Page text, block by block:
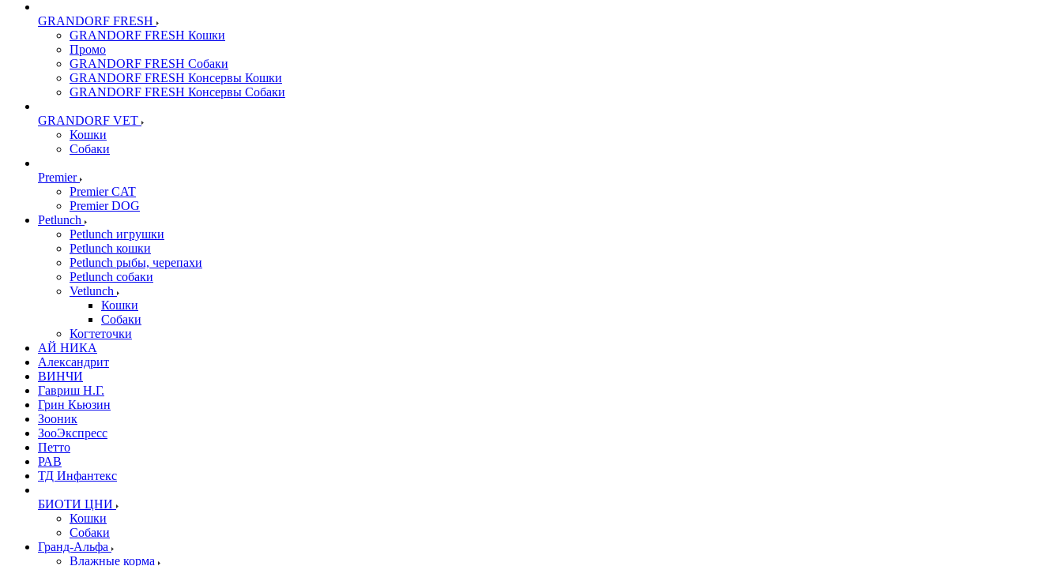
GRANDORF FRESH
GRANDORF FRESH Кошки
Промо
GRANDORF FRESH Собаки
GRANDORF FRESH Консервы Кошки
GRANDORF FRESH Консервы Собаки
GRANDORF VET
Кошки
Собаки
Premier
Premier CAT
Premier DOG
Petlunch
Petlunch игрушки
Petlunch кошки
Petlunch рыбы, черепахи
Petlunch собаки
Vetlunch
Кошки
Собаки
Когтеточки
АЙ НИКА
Александрит
ВИНЧИ
Гавриш Н.Г.
Грин Кьюзин
Зооник
ЗооЭкспресс
Петто
РАВ
ТД Инфантекс
БИОТИ ЦНИ
Кошки
Собаки
Гранд-Альфа
Влажные корма